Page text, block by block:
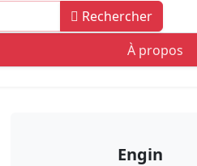
Rechercher
À propos
Engin